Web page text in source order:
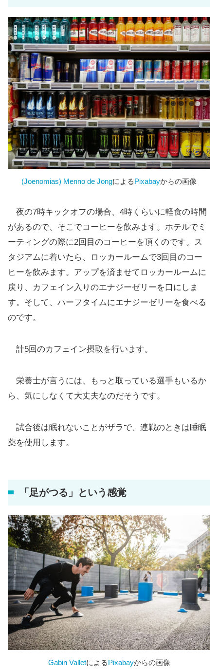
(Joenomias) Menno de JongによるPixabayからの画像
夜の7時キックオフの場合、4時くらいに軽食の時間
があるので、そこでコーヒーを飲みます。ホテルでミ
ーティングの際に2回目のコーヒーを頂くのです。ス
タジアムに着いたら、ロッカールームで3回目のコー
ヒーを飲みます。アップを済ませてロッカールームに
戻り、カフェイン入りのエナジーゼリーを口にしま
す。そして、ハーフタイムにエナジーゼリーを食べる
のです。
計5回のカフェイン摂取を行います。
栄養士が言うには、もっと取っている選手もいるか
ら、気にしなくて大丈夫なのだそうです。
試合後は眠れないことがザラで、連戦のときは睡眠
薬を使用します。
「足がつる」という感覚
Gabin ValletによるPixabayからの画像